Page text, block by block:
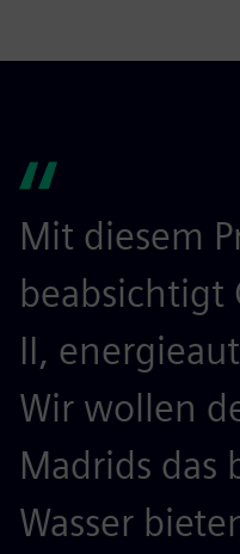
Mit diesem
beabsichtigt
II,
Wir wollen
Madrids das
Wasser